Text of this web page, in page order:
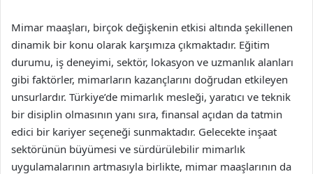
Mimar maaşları, birçok değişkenin etkisi altında şekillenen
dinamik bir konu olarak karşımıza çıkmaktadır. Eğitim
durumu, iş deneyimi, sektör, lokasyon ve uzmanlık alanları
gibi faktörler, mimarların kazançlarını doğrudan etkileyen
unsurlardır. Türkiye’de mimarlık mesleği, yaratıcı ve teknik
bir disiplin olmasının yanı sıra, finansal açıdan da tatmin
edici bir kariyer seçeneği sunmaktadır. Gelecekte inşaat
sektörünün büyümesi ve sürdürülebilir mimarlık
uygulamalarının artmasıyla birlikte, mimar maaşlarının da